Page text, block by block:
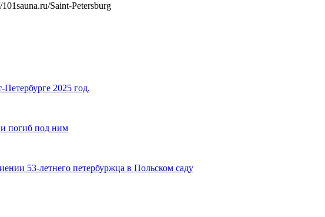
Saint-Petersburg
2025 год.
погиб под ним
53-летнего петербуржца в Польском саду